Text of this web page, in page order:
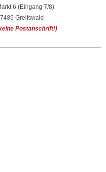
6 (Eingang 7/8)
Greifswald
Postanschrift!)